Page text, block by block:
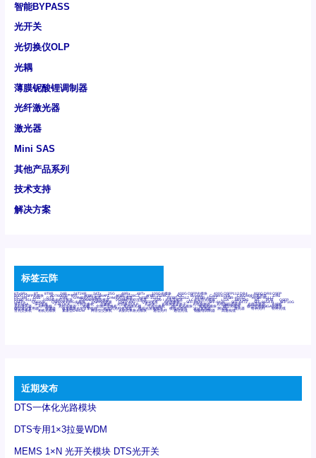
智能BYPASS
光开关
光切换仪OLP
光耦
薄膜铌酸锂调制器
光纤激光器
激光器
Mini SAS
其他产品系列
技术支持
解决方案
标签云阵
6Tx6Rx 8T 8T8R 24R 24T24R 24Tx 25G 48Rx 48Tx 100G光模块 400G OSFP光模块 400G QSFP112 DR4 800G DR8 OSFP
800G OSFP光模块 AD7606国产替代 AFBR-57B4APZ AFBR-1528CZ AFBR-2528CZ AOC Bypass Camera Link CWDM波分复用器 DAS
DC~4M DSS DTS DVS GYMB光纤连接器 GYM光纤连接器 HFBR-1531Z HFBR-2531Z HFBR-4501Z HFBR-4503Z HFBR-4511Z
HFBR-4513Z J599A6光纤连接器 J599A8光电连接器 J599MT光纤连接器 J599Ⅰ光电连接器 LC超短型光模块 LGA Mini SAS MT POB QSFP
QSFP+ QSFP28 QSFP28 100G光模块 QSFP28笼座 QSFP 40G QSFP笼座 RP连接器 SFF-8431 SFF-8436 SFF-8472 SFF-8654 4i SFP 10G
SFP MSA SFP笼座 Z-BLOCK 万兆交换机 交换机 光切换仪OLP 光开关 光模块笼子座子 光电探测器 光电编码器模块 光电连接器 光端机
光纤激光器 光纤跳线 光纤连接器 光耦 全国产交换机 军品级光耦 千兆交换机 国产化光模块 射频光模块 微型光模块 微型可插拔BGA光模块
微型波分复用器 探测器 收发模块光学引擎组件 机架式光纤收发器 模拟光发射模块 模拟光器件 波分复用器 测试版 激光器 特种光纤 特种光缆
百兆交换机 相机光模块 紧凑型DWDM 网管型交换机 表贴式单路光模块 通信光纤 通信光缆 铌酸锂调制器 高速线缆
近期发布
DTS一体化光路模块
DTS专用1×3拉曼WDM
MEMS 1×N 光开关模块 DTS光开关